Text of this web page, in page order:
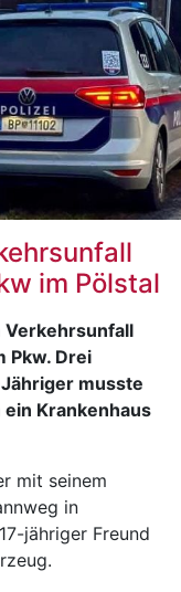
im Pölstal
Verkehrsunfall
Pkw. Drei
musste
Krankenhaus
mit seinem
in
jähriger Freund